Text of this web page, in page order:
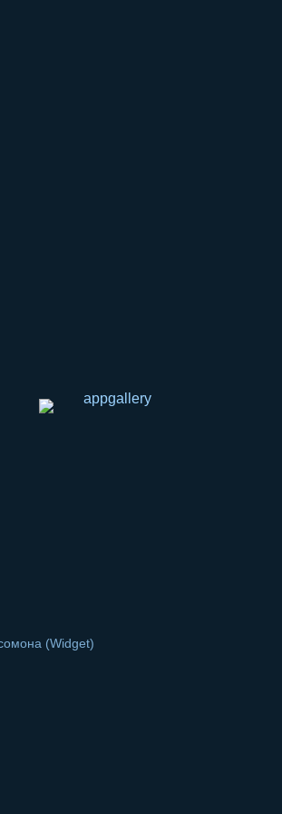
(Widget)